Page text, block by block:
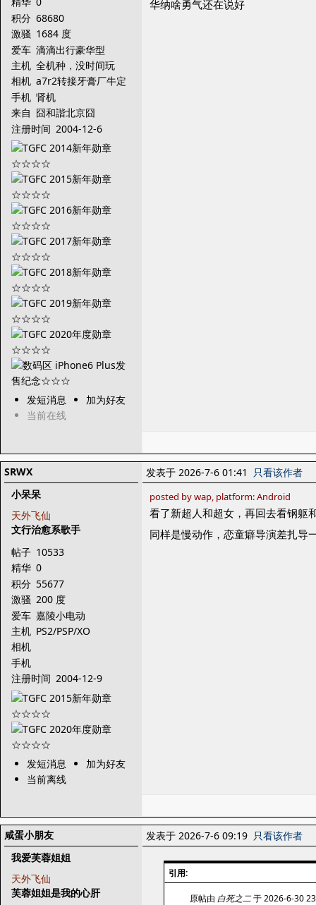
积分 68680
激骚 1684 度
爱车 滴滴出行豪华型
主机 全机种，没时间玩
相机 a7r2转接牙膏厂牛定
手机 肾机
来自 囧和諧北京囧
注册时间 2004-12-6
发短消息
加为好友
当前在线
华纳啥勇气还在说好
SRWX
小呆呆
天外飞仙
文行治愈系歌手
帖子 10533
精华 0
积分 55677
激骚 200 度
爱车 嘉陵小电动
主机 PS2/PSP/XO
相机
手机
注册时间 2004-12-9
发短消息
加为好友
当前离线
发表于 2026-7-6 01:41 只看该作者
posted by wap, platform: Android
看了新超人和超女，再回去看钢躯
同样是慢动作，恋童癖导演差扎导
咸蛋小朋友
我爱芙蓉姐姐
天外飞仙
芙蓉姐姐是我的心肝
发表于 2026-7-6 09:19 只看该作者
引用:
原帖由 白死之二于 2026-6-30